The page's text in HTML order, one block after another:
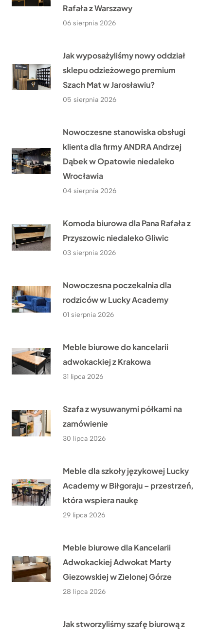
Rafała z Warszawy
06 sierpnia 2026
Jak wyposażyliśmy nowy oddział
sklepu odzieżowego premium
Szach Mat w Jarosławiu?
05 sierpnia 2026
Nowoczesne stanowiska obsługi
klienta dla firmy ANDRA Andrzej
Dąbek w Opatowie niedaleko
Wrocławia
04 sierpnia 2026
Komoda biurowa dla Pana Rafała z
Przyszowic niedaleko Gliwic
03 sierpnia 2026
Nowoczesna poczekalnia dla
rodziców w Lucky Academy
01 sierpnia 2026
Meble biurowe do kancelarii
adwokackiej z Krakowa
31 lipca 2026
Szafa z wysuwanymi półkami na
zamówienie
30 lipca 2026
Meble dla szkoły językowej Lucky
Academy w Biłgoraju – przestrzeń,
która wspiera naukę
29 lipca 2026
Meble biurowe dla Kancelarii
Adwokackiej Adwokat Marty
Giezowskiej w Zielonej Górze
28 lipca 2026
Jak stworzyliśmy szafę biurową z